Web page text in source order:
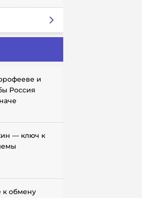
и
Россия
— ключ к
к обмену